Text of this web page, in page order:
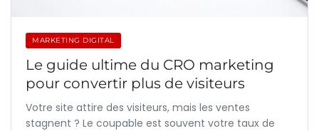
MARKETING DIGITAL
Le guide ultime du CRO marketing
pour convertir plus de visiteurs
Votre site attire des visiteurs, mais les ventes
stagnent ? Le coupable est souvent votre taux de